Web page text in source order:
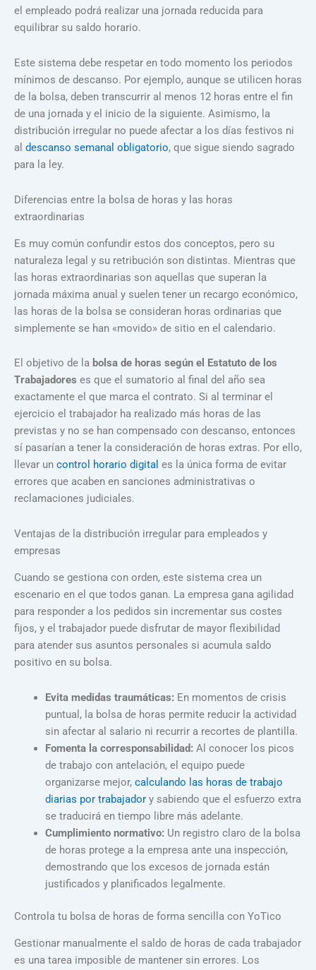
el empleado podrá realizar una jornada reducida para
equilibrar su saldo horario.
Este sistema debe respetar en todo momento los periodos
mínimos de descanso. Por ejemplo, aunque se utilicen horas
de la bolsa, deben transcurrir al menos 12 horas entre el fin
de una jornada y el inicio de la siguiente. Asimismo, la
distribución irregular no puede afectar a los días festivos ni
al descanso semanal obligatorio, que sigue siendo sagrado
para la ley.
Diferencias entre la bolsa de horas y las horas
extraordinarias
Es muy común confundir estos dos conceptos, pero su
naturaleza legal y su retribución son distintas. Mientras que
las horas extraordinarias son aquellas que superan la
jornada máxima anual y suelen tener un recargo económico,
las horas de la bolsa se consideran horas ordinarias que
simplemente se han «movido» de sitio en el calendario.
El objetivo de la bolsa de horas según el Estatuto de los
Trabajadores es que el sumatorio al final del año sea
exactamente el que marca el contrato. Si al terminar el
ejercicio el trabajador ha realizado más horas de las
previstas y no se han compensado con descanso, entonces
sí pasarían a tener la consideración de horas extras. Por ello,
llevar un control horario digital es la única forma de evitar
errores que acaben en sanciones administrativas o
reclamaciones judiciales.
Ventajas de la distribución irregular para empleados y
empresas
Cuando se gestiona con orden, este sistema crea un
escenario en el que todos ganan. La empresa gana agilidad
para responder a los pedidos sin incrementar sus costes
fijos, y el trabajador puede disfrutar de mayor flexibilidad
para atender sus asuntos personales si acumula saldo
positivo en su bolsa.
Evita medidas traumáticas: En momentos de crisis
puntual, la bolsa de horas permite reducir la actividad
sin afectar al salario ni recurrir a recortes de plantilla.
Fomenta la corresponsabilidad: Al conocer los picos
de trabajo con antelación, el equipo puede
organizarse mejor, calculando las horas de trabajo
diarias por trabajadory sabiendo que el esfuerzo extra
se traducirá en tiempo libre más adelante.
Cumplimiento normativo: Un registro claro de la bolsa
de horas protege a la empresa ante una inspección,
demostrando que los excesos de jornada están
justificados y planificados legalmente.
Controla tu bolsa de horas de forma sencilla con YoTico
Gestionar manualmente el saldo de horas de cada trabajador
es una tarea imposible de mantener sin errores. Los